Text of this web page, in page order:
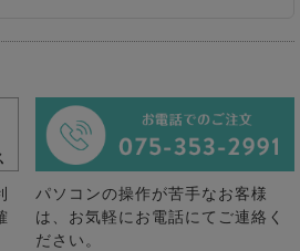
パソコンの操作が苦手なお客様
は、お気軽にお電話にてご連絡く
ださい。